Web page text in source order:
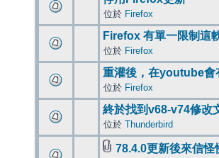
位於 Firefox
Firefox 有單一限制這
位於 Firefox
重灌後，在youtube會
位於 Firefox
終於找到v68-v74修改
位於 Thunderbird
78.4.0更新後來信怪